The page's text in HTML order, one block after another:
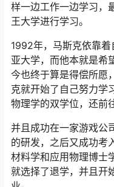
样一边工作一边学习，
王大学进行学习。
1992年，马斯克依靠
亚大学，而他本就是希
今也终于算是得偿所愿
克就开始了自己努力学
物理学的双学位，还前
并且成功在一家游戏公
的研发，之后又成功考
材料学和应用物理博士
就选择了退学，并且开